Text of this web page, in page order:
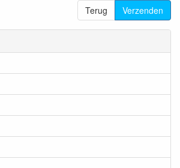
Terug Verzenden